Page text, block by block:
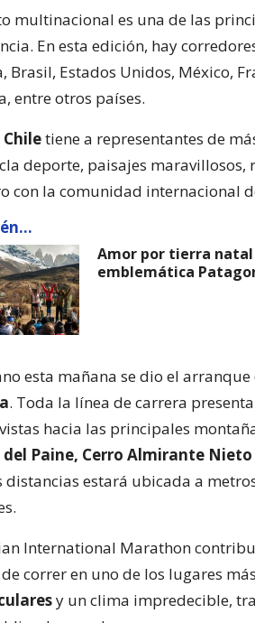
multinacional es una de las
En esta edición, hay
Brasil, Estados Unidos, México,
entre otros países.
Chiletiene a representantes de
deporte, paisajes
con la comunidad internacional
Amor por tierra
emblemática
esta mañana se dio el arranque
. Toda la línea de carrera
hacia las principales
del Paine, Cerro Almirante
distancias estará ubicada a
International Marathon
de correr en uno de los lugares
y un clima impredecible,